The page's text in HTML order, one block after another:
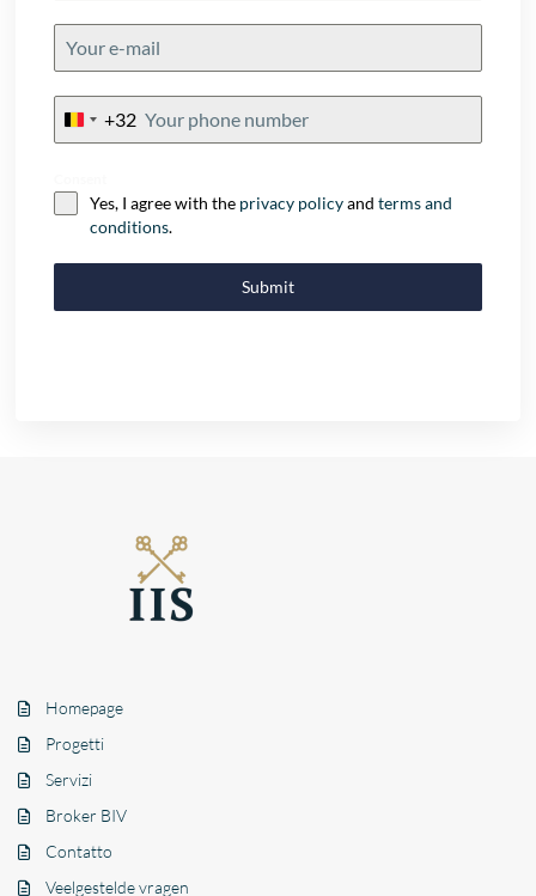
Belgium
+32
Yes, I agree with the privacy policyandterms and
conditions.
Submit
Homepage
Progetti
Servizi
Broker BIV
Contatto
Veelgestelde vragen